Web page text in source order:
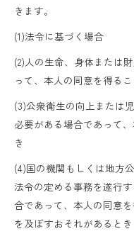
きます。
(1)法令に基づく場合
(2)人の生命、身体または
って、本人の同意を得る
(3)公衆衛生の向上または
必要がある場合であって
き
(4)国の機関もしくは地方
法令の定める事務を遂行
合であって、本人の同意
を及ぼすおそれがあるとき